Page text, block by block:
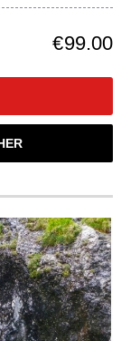
€99.00